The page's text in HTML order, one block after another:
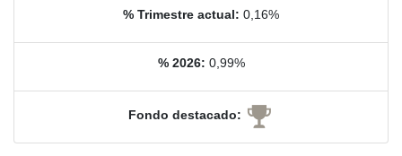
% Trimestre actual: 0,16%
% 2026: 0,99%
Fondo destacado: